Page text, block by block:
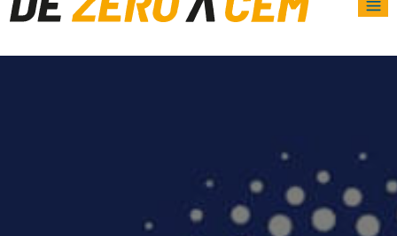
Main Navigation